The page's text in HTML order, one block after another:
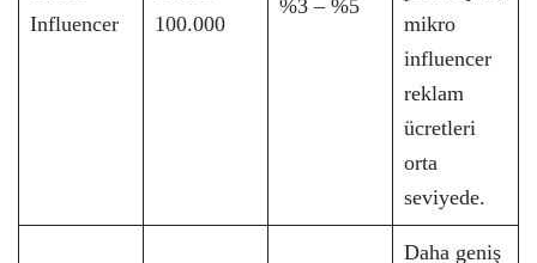
Influencer
100.000
%3 – %5
mikro
influencer
reklam
ücretleri
orta
seviyede.
Daha geniş